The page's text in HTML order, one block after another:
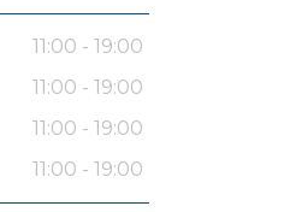
11:00 - 19:00
11:00 - 19:00
11:00 - 19:00
11:00 - 19:00